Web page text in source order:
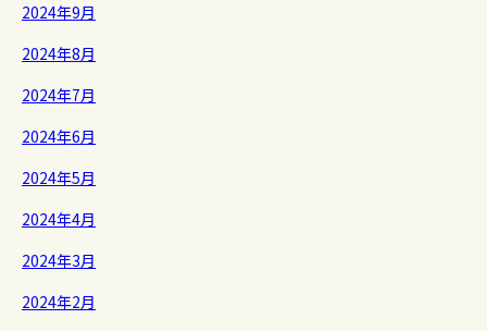
2024年9月
2024年8月
2024年7月
2024年6月
2024年5月
2024年4月
2024年3月
2024年2月